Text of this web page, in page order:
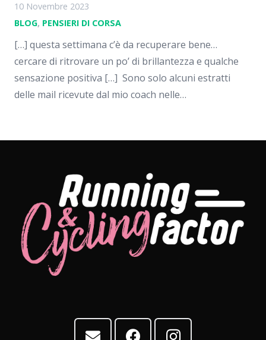
10 Novembre 2023
BLOG, PENSIERI DI CORSA
[…] questa settimana c’è da recuperare bene…
cercare di ritrovare un po’ di brillantezza e qualche
sensazione positiva […] Sono solo alcuni estratti
delle mail ricevute dal mio coach nelle…